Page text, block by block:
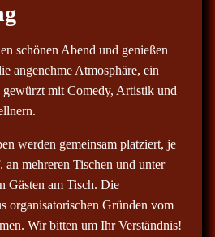
schönen Abend und genießen
angenehme Atmosphäre, ein
gewürzt mit Comedy, Artistik und
werden gemeinsam platziert, je
an mehreren Tischen und unter
Gästen am Tisch. Die
organisatorischen Gründen vom
Wir bitten um Ihr Verständnis!